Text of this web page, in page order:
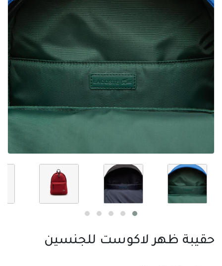
حقيبة ظهر لاكوست للجنسين